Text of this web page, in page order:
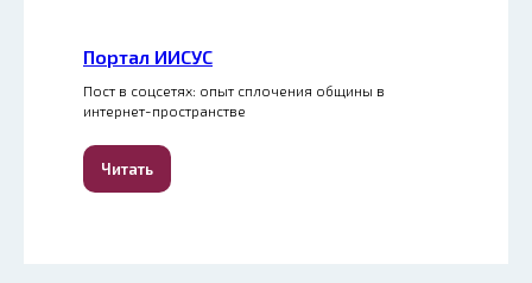
Портал ИИСУС
Пост в соцсетях: опыт сплочения общины в
интернет-пространстве
Читать